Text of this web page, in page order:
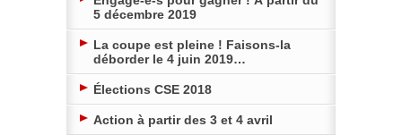
5 décembre 2019
La coupe est pleine ! Faisons-la
déborder le 4 juin 2019…
Élections CSE 2018
Action à partir des 3 et 4 avril